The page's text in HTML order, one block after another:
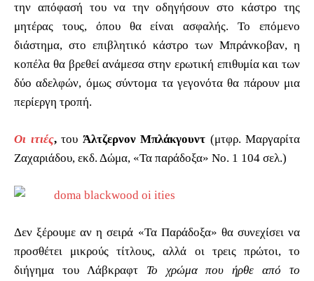
την απόφασή του να την οδηγήσουν στο κάστρο της
μητέρας τους, όπου θα είναι ασφαλής. Το επόμενο
διάστημα, στο επιβλητικό κάστρο των Μπράνκοβαν, η
κοπέλα θα βρεθεί ανάμεσα στην ερωτική επιθυμία και των
δύο αδελφών, όμως σύντομα τα γεγονότα θα πάρουν μια
περίεργη τροπή.
Οι ιτιές,του Άλτζερνον Μπλάκγουντ (μτφρ. Μαργαρίτα
Ζαχαριάδου, εκδ. Δώμα, «Τα παράδοξα» Νο. 1 104 σελ.)
Δεν ξέρουμε αν η σειρά «Τα Παράδοξα» θα συνεχίσει να
προσθέτει μικρούς τίτλους, αλλά οι τρεις πρώτοι, το
διήγημα του Λάβκραφτ Το χρώμα που ήρθε από το